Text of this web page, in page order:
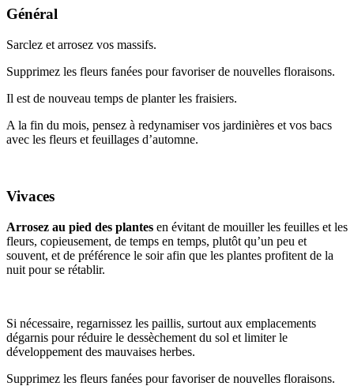
Général
Sarclez et arrosez vos massifs.
Supprimez les fleurs fanées pour favoriser de nouvelles floraisons.
Il est de nouveau temps de planter les fraisiers.
A la fin du mois, pensez à redynamiser vos jardinières et vos bacs
avec les fleurs et feuillages d’automne.
Vivaces
Arrosez au pied des plantes en évitant de mouiller les feuilles et les
fleurs, copieusement, de temps en temps, plutôt qu’un peu et
souvent, et de préférence le soir afin que les plantes profitent de la
nuit pour se rétablir.
Si nécessaire, regarnissez les paillis, surtout aux emplacements
dégarnis pour réduire le dessèchement du sol et limiter le
développement des mauvaises herbes.
Supprimez les fleurs fanées pour favoriser de nouvelles floraisons.